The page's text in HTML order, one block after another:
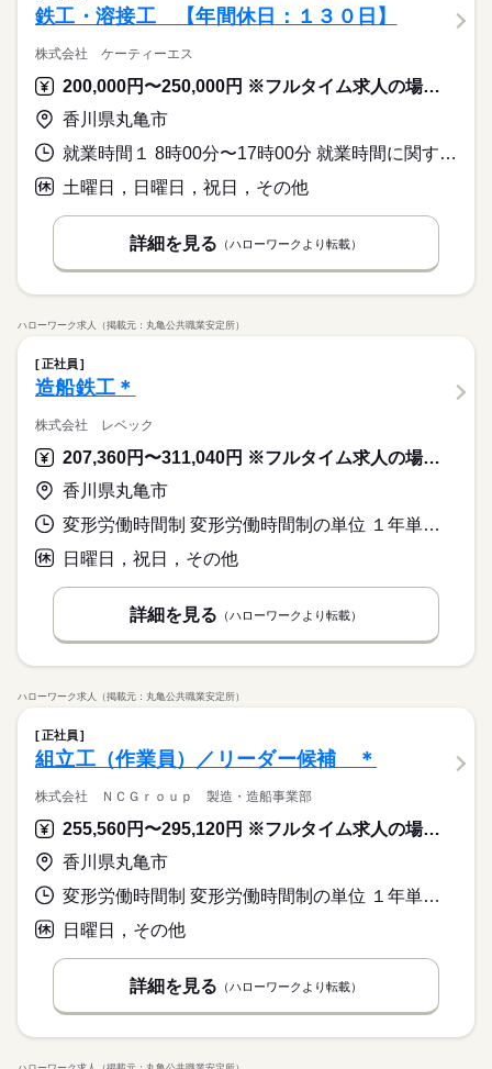
鉄工・溶接工 【年間休日：１３０日】
株式会社 ケーティーエス
200,000円〜250,000円 ※フルタイム求人の場合は月額（換算額）、パート求人の場合は時間額を表示しています。
香川県丸亀市
就業時間１ 8時00分〜17時00分 就業時間に関する特記事項 ＊就業時間について相談可
土曜日，日曜日，祝日，その他
詳細を見る （ハローワークより転載）
ハローワーク求人（掲載元：丸亀公共職業安定所）
正社員
造船鉄工＊
株式会社 レベック
207,360円〜311,040円 ※フルタイム求人の場合は月額（換算額）、パート求人の場合は時間額を表示しています。
香川県丸亀市
変形労働時間制 変形労働時間制の単位 １年単位 就業時間１ 8時00分〜17時00分
日曜日，祝日，その他
詳細を見る （ハローワークより転載）
ハローワーク求人（掲載元：丸亀公共職業安定所）
正社員
組立工（作業員）／リーダー候補 ＊
株式会社 ＮＣＧｒｏｕｐ 製造・造船事業部
255,560円〜295,120円 ※フルタイム求人の場合は月額（換算額）、パート求人の場合は時間額を表示しています。
香川県丸亀市
変形労働時間制 変形労働時間制の単位 １年単位 就業時間１ 8時00分〜17時00分
日曜日，その他
詳細を見る （ハローワークより転載）